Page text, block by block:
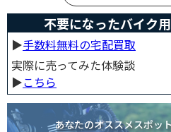
不要になったバイク
▶︎手数料無料の宅配買取
実際に売ってみた体験談
▶︎こちら
あなたのオススメスポッ